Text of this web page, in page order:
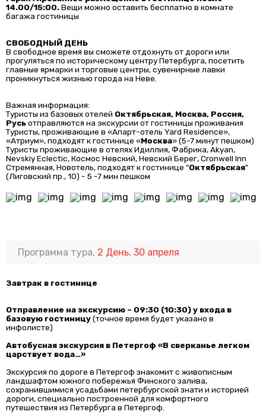
14.00/15:00.Вещи можно оставить бесплатно в комнате
багажа гостиницы
СВОБОДНЫЙ ДЕНЬ
В свободное время вы сможете отдохнуть от дороги или
прогуляться по историческому центру Петербурга, посетить
главные ярмарки и торговые центры, сувенирные лавки
проникнуться жизнью города на Неве.
Важная информация:
Туристы из базовых отелей Октябрьская, Москва, Россия,
Русьотправляются на экскурсии от гостиницы проживания
Туристы, проживающие в «Апарт-отель Yard Residence»,
«Атриум», подходят к гостинице «Москва» (5-7 минут пешком)
Туристы проживающие в отелях Идиллия, Фабрика, Akyan,
Nevskiy Eclectic, Космос Невский, Невский Берег, Cronwell Inn
Стремянная, Новотель, подходят к гостинице "Октябрьская"
(Лиговский пр., 10) - 5 -7 мин пешком
Программа тура, 2 День. 30 апреля
Завтрак в гостинице
Отправление на экскурсию ~ 09:30 (10:30) у входа в
базовую гостиницу(точное время будет указано в
инфолисте)
Автобусная экскурсия в Петергоф «В сверканье легком
царствует вода…»
Экскурсия по дороге в Петергоф знакомит с живописным
ландшафтом южного побережья Финского залива,
сохранившимися усадьбами петербургской знати и историей
дороги, специально построенной для комфортного
путешествия из Петербурга в Петергоф.